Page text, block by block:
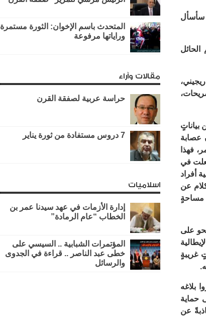
سأسأل
عصابة
فهذا
في
أفراد
عن
مساحةٍ
على
غريبةٍ
بلاغه
حماية
عن
المتحدث باسم الإخوان: الثورة مستمرة
وراياتها مرفوعة
مقالات وآراء
حراسة عربية لصفقة القرن
7 دروس مستفادة من ثورة يناير
اسلاميات
إدارة الأزمات في عهد سيدنا عمر بن
الخطاب “عام الرمادة”
المؤتمرات الشبابية .. السيسي على
خطى عبد الناصر .. قراءة في الجدوى
والرسائل